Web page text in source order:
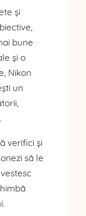
și
bune
și o
Nikon
un
verifici și
să le